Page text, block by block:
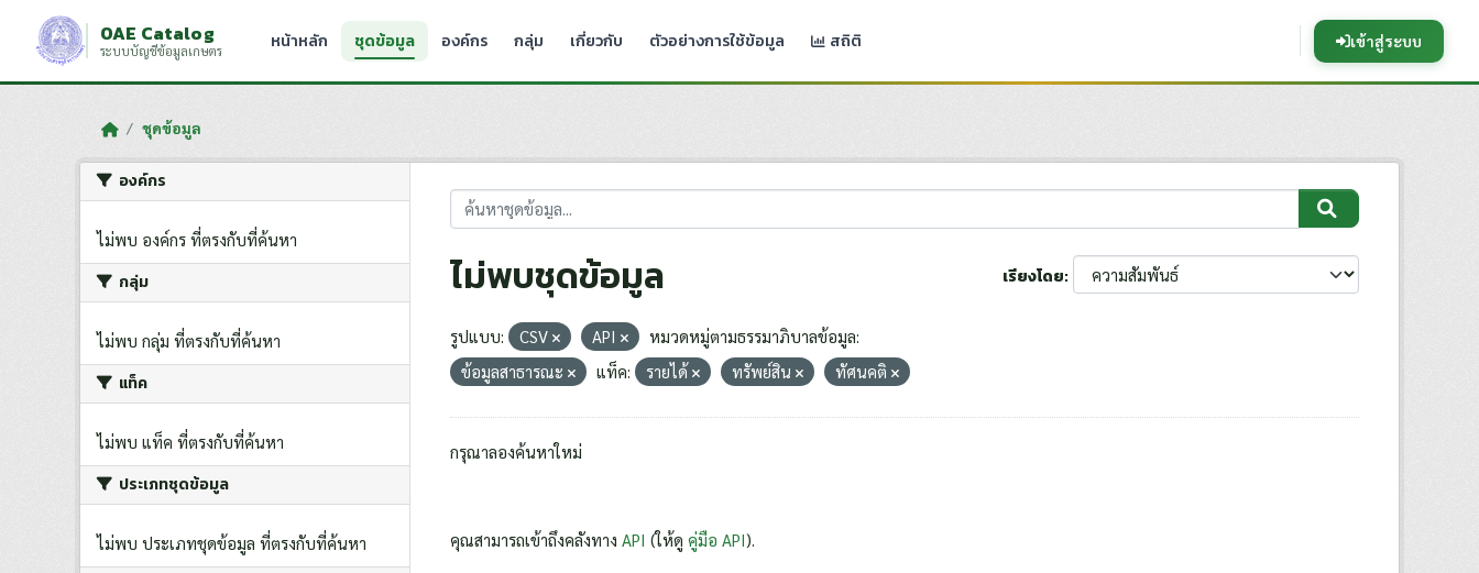
Skip to main content
OAE Catalog
ระบบบัญชีข้อมูลเกษตร หน้าหลัก ชุดข้อมูล องค์กร กลุ่ม เกี่ยวกับ ตัวอย่างการใช้ข้อมูล สถิติ เข้าสู่ระบบ
ชุดข้อมูล
องค์กร
ไม่พบ องค์กร ที่ตรงกับที่ค้นหา
กลุ่ม
ไม่พบ กลุ่ม ที่ตรงกับที่ค้นหา
แท็ค
ไม่พบ แท็ค ที่ตรงกับที่ค้นหา
ประเภทชุดข้อมูล
ไม่พบ ประเภทชุดข้อมูล ที่ตรงกับที่ค้นหา
เรียงโดย
ไม่พบชุดข้อมูล
รูปแบบ: CSV API
หมวดหมู่ตามธรรมาภิบาลข้อมูล:
ข้อมูลสาธารณะ
แท็ค: รายได้ ทรัพย์สิน ทัศนคติ
กรุณาลองค้นหาใหม่
คุณสามารถเข้าถึงคลังทาง API (ให้ดู คู่มือ API).